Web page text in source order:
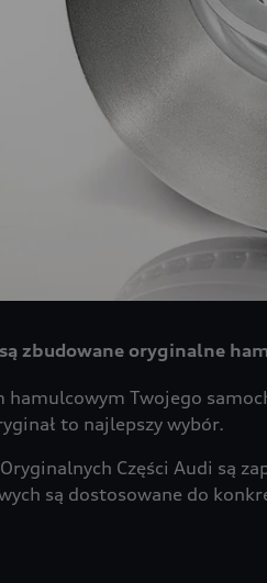
zbudowane oryginalne
hamulcowym Twojego
to najlepszy wybór.
Części Audi są
są dostosowane do